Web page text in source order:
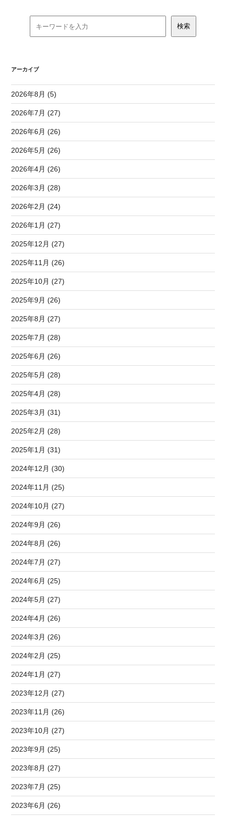
アーカイブ
2026年8月 (5)
2026年7月 (27)
2026年6月 (26)
2026年5月 (26)
2026年4月 (26)
2026年3月 (28)
2026年2月 (24)
2026年1月 (27)
2025年12月 (27)
2025年11月 (26)
2025年10月 (27)
2025年9月 (26)
2025年8月 (27)
2025年7月 (28)
2025年6月 (26)
2025年5月 (28)
2025年4月 (28)
2025年3月 (31)
2025年2月 (28)
2025年1月 (31)
2024年12月 (30)
2024年11月 (25)
2024年10月 (27)
2024年9月 (26)
2024年8月 (26)
2024年7月 (27)
2024年6月 (25)
2024年5月 (27)
2024年4月 (26)
2024年3月 (26)
2024年2月 (25)
2024年1月 (27)
2023年12月 (27)
2023年11月 (26)
2023年10月 (27)
2023年9月 (25)
2023年8月 (27)
2023年7月 (25)
2023年6月 (26)